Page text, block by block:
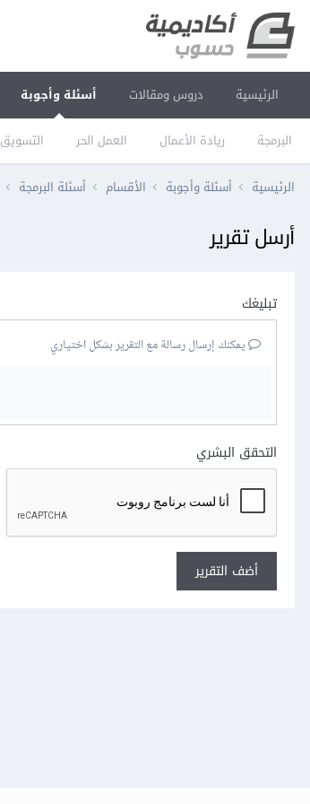
الرئيسية دروس ومقالات أسئلة وأجوبة
البرمجة ريادة الأعمال العمل الحر
الرئيسية أسئلة وأجوبة الأقسام أسئلة البرمجة
أرسل تقرير
تبليغك
يمكنك إرسال رسالة مع التقرير بشكل اختياري
التحقق البشري
أضف التقرير